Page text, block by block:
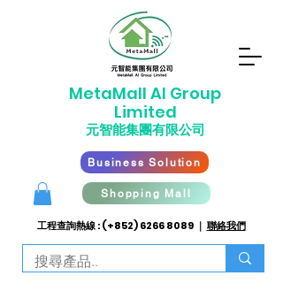
​MetaMall AI Group
Limited
元智能集團有限公司
Business Solution
Shopping Mall
工程查詢熱線 : (+852)6266 8089｜ 聯絡我們